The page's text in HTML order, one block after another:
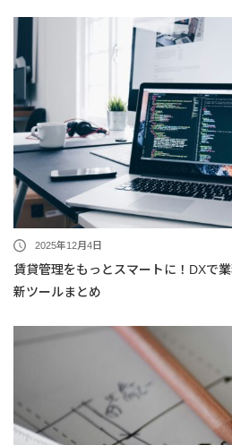
2025年12月4日
賃貸管理をもっとスマートに！DXで
新ツールまとめ